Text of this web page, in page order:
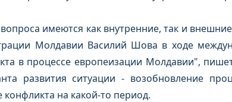
имеются как внутренние, так и
Молдавии Василий Шова в ходе
в процессе европеизации Молдавии",
развития ситуации - возобновление
на какой-то период.